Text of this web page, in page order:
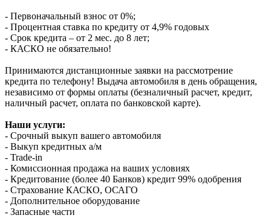
- Первоначальный взнос от 0%;
- Процентная ставка по кредиту от 4,9% годовых
- Срок кредита – от 2 мес. до 8 лет;
- КАСКО не обязательно!
Принимаются дистанционные заявки на рассмотрение
кредита по телефону! Выдача автомобиля в день обращения,
независимо от формы оплаты (безналичный расчет, кредит,
наличный расчет, оплата по банковской карте).
Наши услуги:
- Срочный выкуп вашего автомобиля
- Выкуп кредитных а/м
- Trade-in
- Комиссионная продажа на ваших условиях
- Кредитование (более 40 Банков) кредит 99% одобрения
- Страхование КАСКО, ОСАГО
- Дополнительное оборудование
- Запасные части